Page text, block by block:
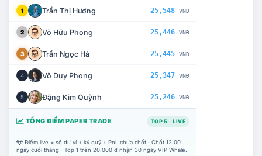
1 Trần Thị Hương 25,548 VNĐ
2 Võ Hữu Phong 25,446 VNĐ
3 Trần Ngọc Hà 25,445 VNĐ
4 Võ Duy Phong 25,347 VNĐ
5 Đặng Kim Quỳnh 25,246 VNĐ
TỔNG ĐIỂM PAPER TRADE TOP 5 · LIVE
Điểm live = số dư ví + ký quỹ + PnL chưa chốt · Chốt 12:00
ngày cuối tháng · Top 1 trên 20.000 đ nhận 30 ngày VIP Whale.